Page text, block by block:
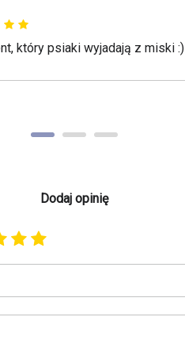
który psiaki wyjadają z miski :)
Dodaj opinię